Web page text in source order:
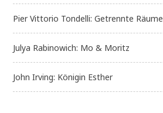
Pier Vittorio Tondelli: Getrennte Räume
Julya Rabinowich: Mo & Moritz
John Irving: Königin Esther